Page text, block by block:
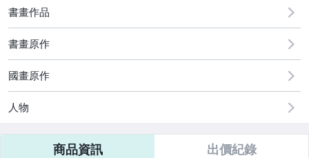
古董、藝術與礦石
手機、配件與通訊
運動、戶外與休閒
玩具、模型與公仔
書畫作品
書畫原作
國畫原作
人物
商品資訊 出價紀錄